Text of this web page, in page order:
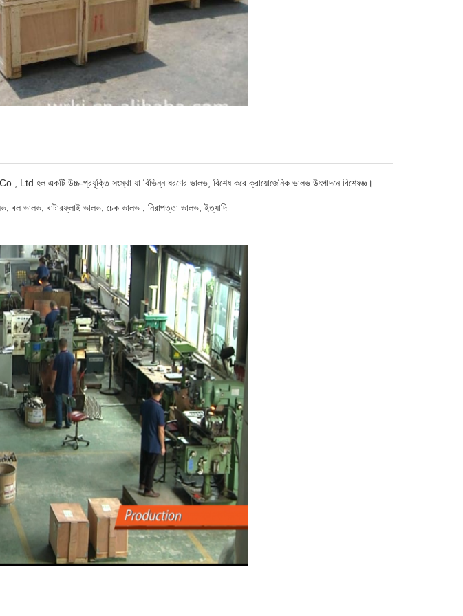
একটি উচ্চ-প্রযুক্তি সংস্থা যা বিভিন্ন ধরণের ভালভ, বিশেষ করে ক্রায়োজেনিক ভালভ উৎপাদনে বিশেষজ্ঞ।
বল ভালভ, বাটারফ্লাই ভালভ, চেক ভালভ , নিরাপত্তা ভালভ, ইত্যাদি